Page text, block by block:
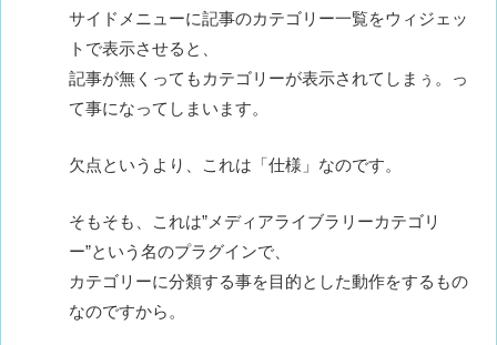
サイドメニューに記事のカテゴリー一覧をウィジェッ
トで表示させると、
記事が無くってもカテゴリーが表示されてしまぅ。っ
て事になってしまいます。
欠点というより、これは「仕様」なのです。
そもそも、これは”メディアライブラリーカテゴリ
ー”という名のプラグインで、
カテゴリーに分類する事を目的とした動作をするもの
なのですから。